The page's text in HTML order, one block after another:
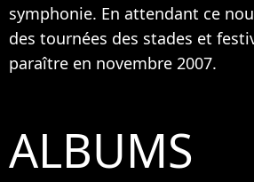
symphonie. En attendant ce
des tournées des stades et
paraître en novembre 2007.
ALBUMS